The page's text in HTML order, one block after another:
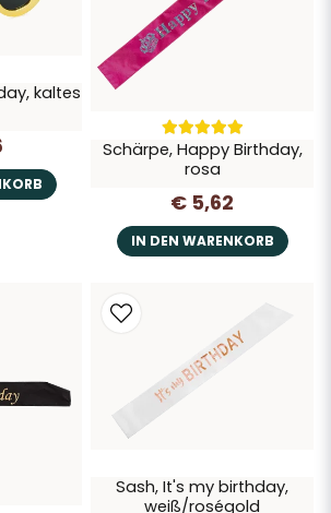
kaltes
Schärpe, Happy Birthday,
rosa
€ 5,62
IN DEN WARENKORB
Sash, It's my birthday,
weiß/roségold